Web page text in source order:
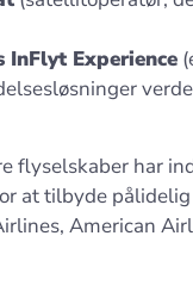
InFlyt Experience
flyselskaber har
at tilbyde
American